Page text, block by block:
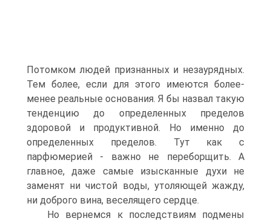
Потомком людей признанных и незаурядных.
Тем более, если для этого имеются более-
менее реальные основания. Я бы назвал такую
тенденцию до определенных пределов
здоровой и продуктивной. Но именно до
определенных пределов. Тут как с
парфюмерией - важно не переборщить. А
главное, даже самые изысканные духи не
заменят ни чистой воды, утоляющей жажду,
ни доброго вина, веселящего сердце.
Но вернемся к последствиям подмены